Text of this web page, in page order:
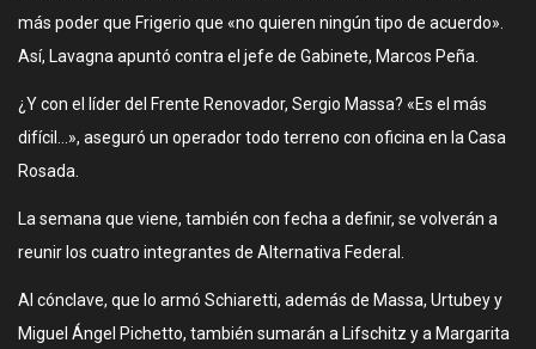
más poder que Frigerio que «no quieren ningún tipo de acuerdo».
Así, Lavagna apuntó contra el jefe de Gabinete, Marcos Peña.
¿Y con el líder del Frente Renovador, Sergio Massa? «Es el más
difícil…», aseguró un operador todo terreno con oficina en la Casa
Rosada.
La semana que viene, también con fecha a definir, se volverán a
reunir los cuatro integrantes de Alternativa Federal.
Al cónclave, que lo armó Schiaretti, además de Massa, Urtubey y
Miguel Ángel Pichetto, también sumarán a Lifschitz y a Margarita